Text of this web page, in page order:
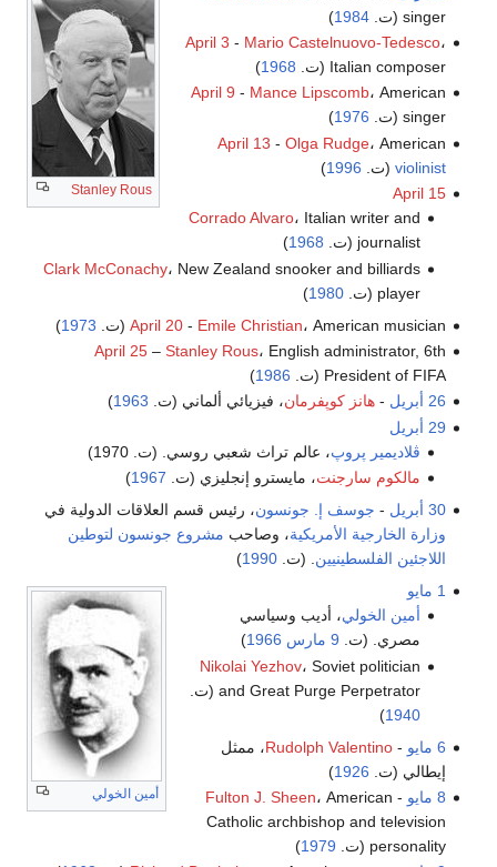
Stanley Rous
singer (ت.
1984
)
April 3 - Mario Castelnuovo-Tedesco،
Italian composer (ت.
1968
)
April 9 - Mance Lipscomb، American
singer (ت.
1976
)
April 13 - Olga Rudge، American
violinist (ت. 1996
)
April 15
Corrado Alvaro، Italian writer and
journalist (ت.
1968
)
Clark McConachy، New Zealand snooker and billiards
player (ت.
1980
)
April 20- Emile Christian، American musician (ت. 1973
)
April 25– Stanley Rous، English administrator, 6th
President of FIFA (ت.
1986
)
26 أبريل
-هانز كوپفرمان، فيزيائي ألماني (ت. 1963
)
29 أبريل
ڤلاديمير پروپ، عالم تراث شعبي روسي. (ت. 1970)
مالكوم سارجنت، مايسترو إنجليزي (ت. 1967
)
30 أبريل
- جوسف إ. جونسون، رئيس قسم العلاقات الدولية في
وزارة الخارجية الأمريكية، وصاحب مشروع جونسون لتوطين
اللاجئين الفلسطينيين . (ت.1990
)
أمين الخولي
1 مايو
أمين الخولي، أديب وسياسي
مصري. (ت. 9 مارس 1966
)
Nikolai Yezhov، Soviet politician
and Great Purge Perpetrator (ت.
1940
)
6 مايو
-
Rudolph Valentino، ممثل
إيطالي (ت. 1926
)
8 مايو
-
Fulton J. Sheen، American
Catholic archbishop and television
personality (ت.
1979
)